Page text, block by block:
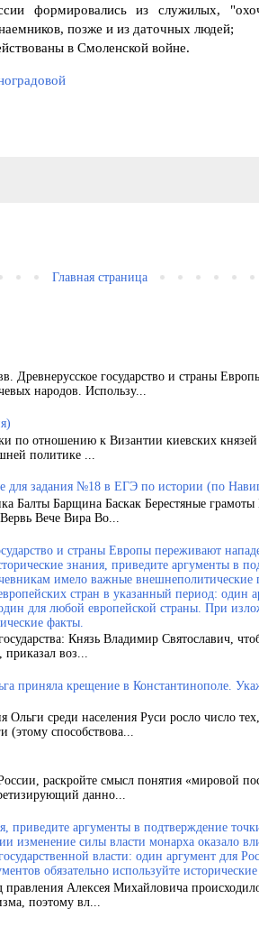
формировались из служилых,
позже и из даточных людей;
в Смоленской войне.
Главная страница
Древнерусское государство и страны
народов. Использу...
по отношению к Византии киевских
политике ...
для задания №18 в ЕГЭ по истории (по
Балты Барщина Баскак Берестяные грамоты
Вече Вира Во...
и страны Европы переживают
знания, приведите аргументы в
имело важные внешнеполитические
стран в указанный период: один
один для любой европейской страны. При
факты.
Князь Владимир Святославич,
приказал воз...
приняла крещение в Константинополе.
Ольги среди населения Руси росло число
способствова...
раскройте смысл понятия «мировой
данно...
приведите аргументы в подтверждение
силы власти монарха оказало
власти: один аргумент для
обязательно используйте исторические
Алексея Михайловича
поэтому вл...